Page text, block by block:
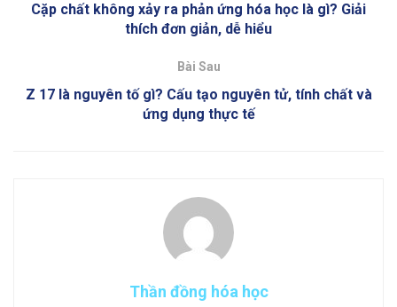
Cặp chất không xảy ra phản ứng hóa học là gì? Giải
thích đơn giản, dễ hiểu
Bài Sau
Z 17 là nguyên tố gì? Cấu tạo nguyên tử, tính chất và
ứng dụng thực tế
Thần đồng hóa học